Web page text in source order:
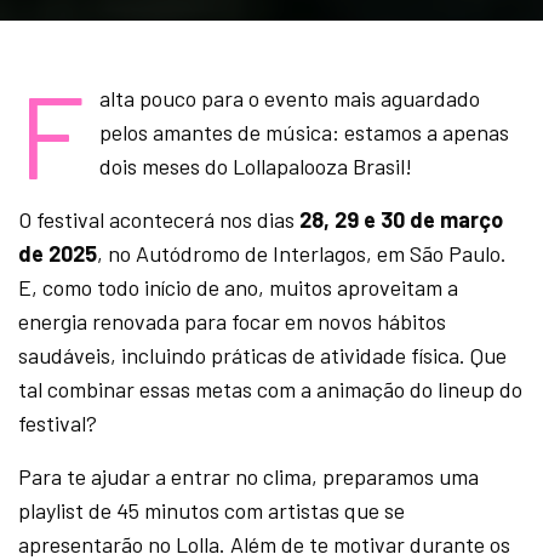
F
alta pouco para o evento mais aguardado
pelos amantes de música: estamos a apenas
dois meses do Lollapalooza Brasil!
O festival acontecerá nos dias 28, 29 e 30 de março
de 2025, no Autódromo de Interlagos, em São Paulo.
E, como todo início de ano, muitos aproveitam a
energia renovada para focar em novos hábitos
saudáveis, incluindo práticas de atividade física. Que
tal combinar essas metas com a animação do lineup do
festival?
Para te ajudar a entrar no clima, preparamos uma
playlist de 45 minutos com artistas que se
apresentarão no Lolla. Além de te motivar durante os